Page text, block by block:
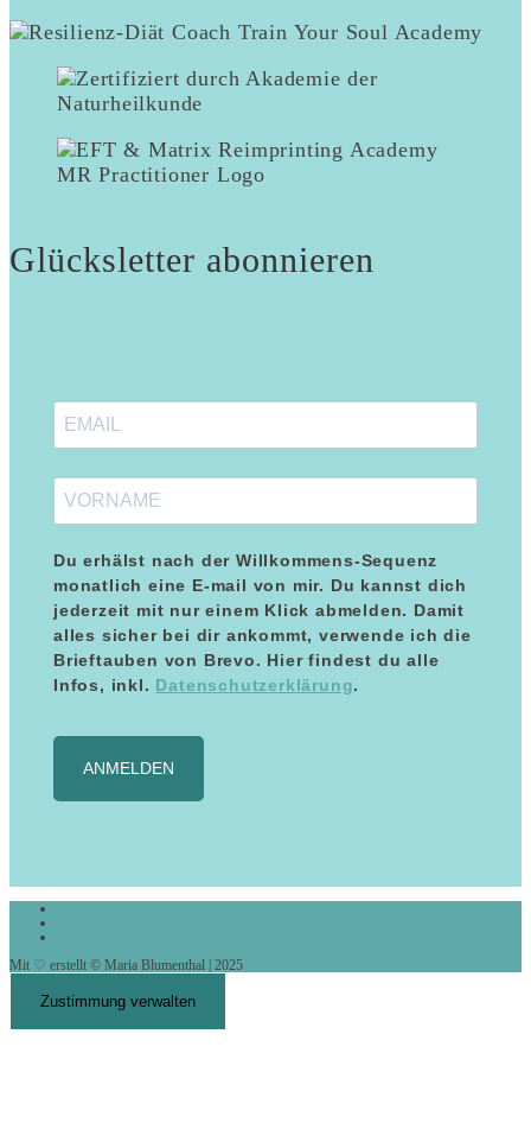
Glücksletter abonnieren
Du erhälst nach der Willkommens-Sequenz
monatlich eine E-mail von mir. Du kannst dich
jederzeit mit nur einem Klick abmelden. Damit
alles sicher bei dir ankommt, verwende ich die
Brieftauben von Brevo. Hier findest du alle
Infos, inkl. Datenschutzerklärung.
ANMELDEN
Mit ♡ erstellt © Maria Blumenthal | 2025
Zustimmung verwalten